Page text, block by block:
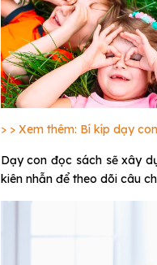
> > Xem thêm: Bí kíp dạy
Dạy con đọc sách sẽ xây
kiên nhẫn để theo dõi câu